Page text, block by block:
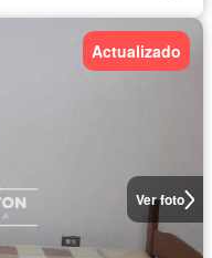
Ver foto
Actualizado